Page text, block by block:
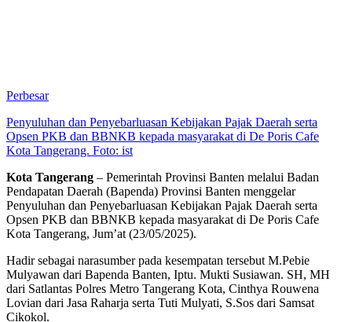
Perbesar
Penyuluhan dan Penyebarluasan Kebijakan Pajak Daerah serta
Opsen PKB dan BBNKB kepada masyarakat di De Poris Cafe
Kota Tangerang. Foto: ist
Kota Tangerang – Pemerintah Provinsi Banten melalui Badan
Pendapatan Daerah (Bapenda) Provinsi Banten menggelar
Penyuluhan dan Penyebarluasan Kebijakan Pajak Daerah serta
Opsen PKB dan BBNKB kepada masyarakat di De Poris Cafe
Kota Tangerang, Jum’at (23/05/2025).
Hadir sebagai narasumber pada kesempatan tersebut M.Pebie
Mulyawan dari Bapenda Banten, Iptu. Mukti Susiawan. SH, MH
dari Satlantas Polres Metro Tangerang Kota, Cinthya Rouwena
Lovian dari Jasa Raharja serta Tuti Mulyati, S.Sos dari Samsat
Cikokol.